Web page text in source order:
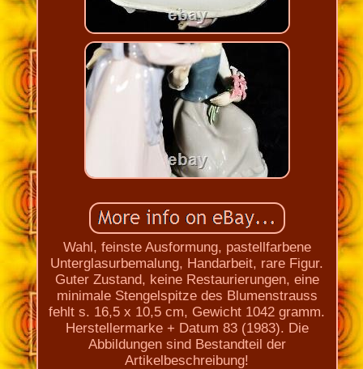
Wahl, feinste Ausformung, pastellfarbene
Unterglasurbemalung, Handarbeit, rare Figur.
Guter Zustand, keine Restaurierungen, eine
minimale Stengelspitze des Blumenstrauss
fehlt s. 16,5 x 10,5 cm, Gewicht 1042 gramm.
Herstellermarke + Datum 83 (1983). Die
Abbildungen sind Bestandteil der
Artikelbeschreibung!